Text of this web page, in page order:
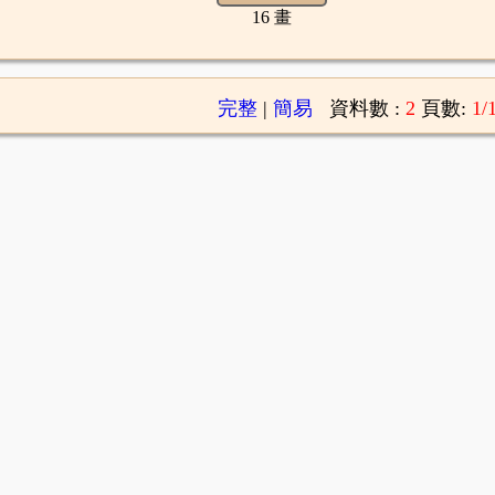
16 畫
完整| 簡易 資料數 : 2 頁數: 1/